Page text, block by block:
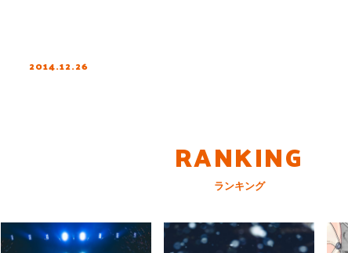
2014.12.26
RANKING
ランキング